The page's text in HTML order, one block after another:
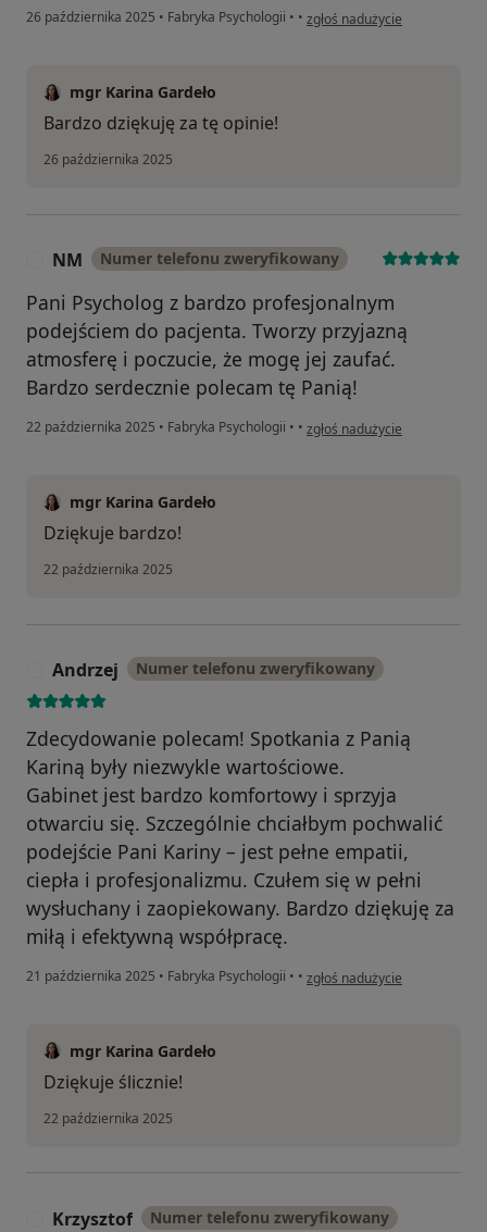
26 października 2025 • Fabryka Psychologii • • w opinii użytkownika AG
zgłoś nadużycie
mgr Karina Gardeło
Bardzo dziękuję za tę opinie!
26 października 2025
NM Numer telefonu zweryfikowany
Pani Psycholog z bardzo profesjonalnym
podejściem do pacjenta. Tworzy przyjazną
atmosferę i poczucie, że mogę jej zaufać.
Bardzo serdecznie polecam tę Panią!
22 października 2025 • Fabryka Psychologii • • w opinii użytkownika NM
zgłoś nadużycie
mgr Karina Gardeło
Dziękuje bardzo!
22 października 2025
Andrzej Numer telefonu zweryfikowany
Zdecydowanie polecam! Spotkania z Panią
Kariną były niezwykle wartościowe.
​Gabinet jest bardzo komfortowy i sprzyja
otwarciu się. Szczególnie chciałbym pochwalić
podejście Pani Kariny – jest pełne empatii,
ciepła i profesjonalizmu. Czułem się w pełni
wysłuchany i zaopiekowany. Bardzo dziękuję za
miłą i efektywną współpracę.
21 października 2025 • Fabryka Psychologii • • w opinii użytkownika Andrzej
zgłoś nadużycie
mgr Karina Gardeło
Dziękuje ślicznie!
22 października 2025
Krzysztof Numer telefonu zweryfikowany